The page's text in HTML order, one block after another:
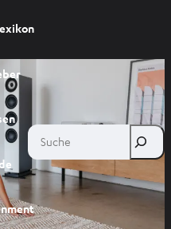
Suche